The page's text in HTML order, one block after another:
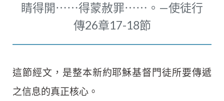
睛得開⋯⋯得蒙赦罪⋯⋯。—使徒行
傳26章17-18節
這節經文，是整本新約耶穌基督門徒所要傳遞
之信息的真正核心。